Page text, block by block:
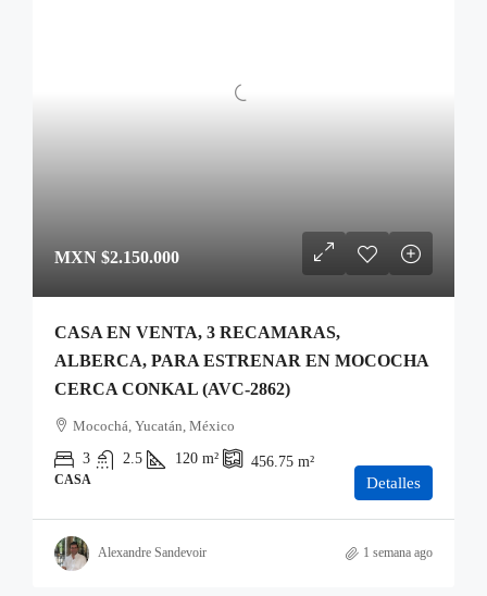
MXN $2.150.000
CASA EN VENTA, 3 RECAMARAS,
ALBERCA, PARA ESTRENAR EN MOCOCHA
CERCA CONKAL (AVC-2862)
Mocochá, Yucatán, México
3 2.5 120 m² 456.75 m²
CASA Detalles
Alexandre Sandevoir 1 semana ago